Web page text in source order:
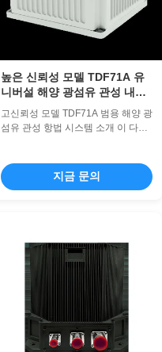
높은 신뢰성 모델 TDF71A 유
니버설 해양 광섬유 관성 내비
게이션 시스템
고신뢰성 모델 TDF71A 범용 해양 광
섬유 관성 항법 시스템 소개 이 다목
서 가속도계를 핵심 감지 구성 요소
로 사용합니다. 스트랩다운 관성 항
를 제공합니다. 이 제품군은 독립형
관성 항법, 관성/위성 통합 항법, 관
성/속도 보조 통합 항법과 같은 다양
해양 선박 유형의 요구 사항을 충족
하면서 플랫폼에 대한 포괄적인 항법
지금 문의